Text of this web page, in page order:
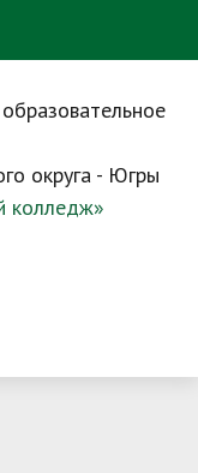
округа - Югры
колледж»